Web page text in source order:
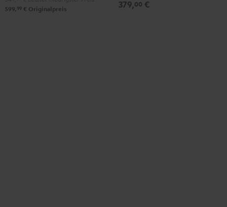
599, 99 € Originalpreis 379,00 €